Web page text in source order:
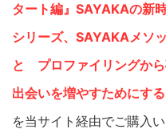
タート編』SAYAKAの新
シリーズ、SAYAKAメソ
と プロファイリングか
出会いを増やすためにす
を当サイト経由でご購入